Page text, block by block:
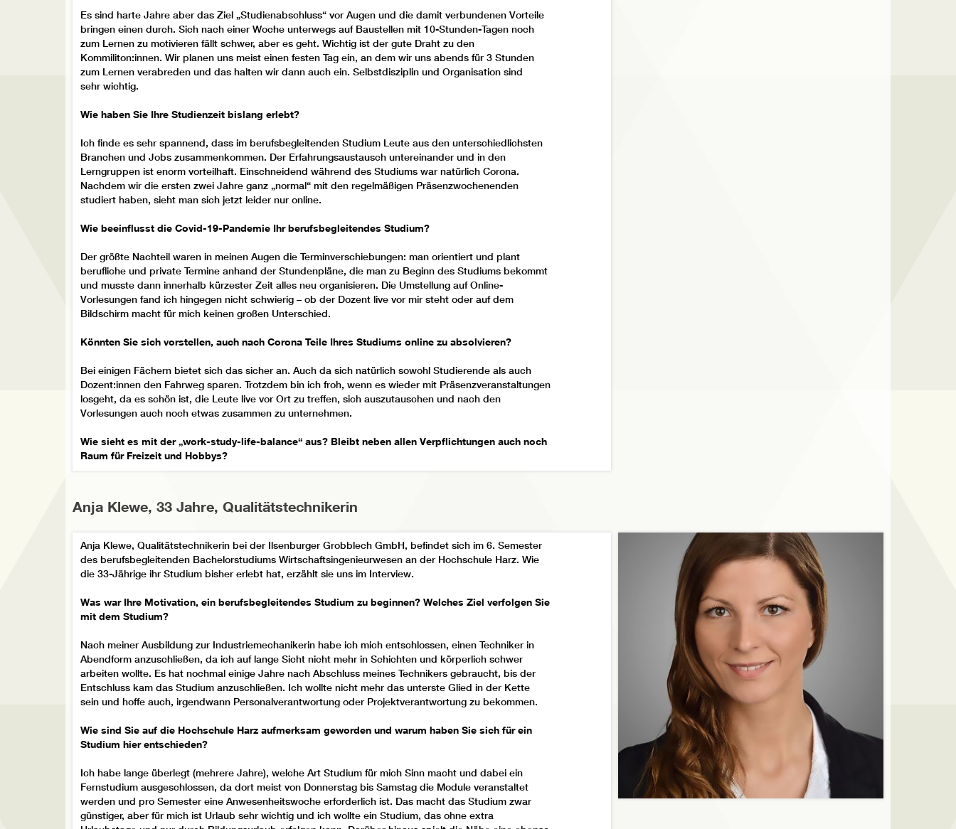
Es sind harte Jahre aber das Ziel „Studienabschluss“ vor Augen und die damit verbundenen Vorteile
bringen einen durch. Sich nach einer Woche unterwegs auf Baustellen mit 10-Stunden-Tagen noch
zum Lernen zu motivieren fällt schwer, aber es geht. Wichtig ist der gute Draht zu den
Kommiliton:innen. Wir planen uns meist einen festen Tag ein, an dem wir uns abends für 3 Stunden
zum Lernen verabreden und das halten wir dann auch ein. Selbstdisziplin und Organisation sind
sehr wichtig.
Wie haben Sie Ihre Studienzeit bislang erlebt?
Ich finde es sehr spannend, dass im berufsbegleitenden Studium Leute aus den unterschiedlichsten
Branchen und Jobs zusammenkommen. Der Erfahrungsaustausch untereinander und in den
Lerngruppen ist enorm vorteilhaft. Einschneidend während des Studiums war natürlich Corona.
Nachdem wir die ersten zwei Jahre ganz „normal“ mit den regelmäßigen Präsenzwochenenden
studiert haben, sieht man sich jetzt leider nur online.
Wie beeinflusst die Covid-19-Pandemie Ihr berufsbegleitendes Studium?
Der größte Nachteil waren in meinen Augen die Terminverschiebungen: man orientiert und plant
berufliche und private Termine anhand der Stundenpläne, die man zu Beginn des Studiums bekommt
und musste dann innerhalb kürzester Zeit alles neu organisieren. Die Umstellung auf Online-
Vorlesungen fand ich hingegen nicht schwierig – ob der Dozent live vor mir steht oder auf dem
Bildschirm macht für mich keinen großen Unterschied.
Könnten Sie sich vorstellen, auch nach Corona Teile Ihres Studiums online zu absolvieren?
Bei einigen Fächern bietet sich das sicher an. Auch da sich natürlich sowohl Studierende als auch
Dozent:innen den Fahrweg sparen. Trotzdem bin ich froh, wenn es wieder mit Präsenzveranstaltungen
losgeht, da es schön ist, die Leute live vor Ort zu treffen, sich auszutauschen und nach den
Vorlesungen auch noch etwas zusammen zu unternehmen.
Wie sieht es mit der „work-study-life-balance“ aus? Bleibt neben allen Verpflichtungen auch noch
Raum für Freizeit und Hobbys?
Auch für Familie und Freunde ist genügend Zeit, was mir sehr wichtig ist.
Welches Modul fiel Ihnen bis jetzt am schwersten und welches hat Ihnen am besten gefallen?
Mir fielen die Module zu Programmierung, Regelungstechnik und Physik am schwersten, da sie sehr
Selbstlernphasen investieren. Dafür fand ich die Wirtschaftsfächer wie Personalmanagement und
Marketing sehr interessant, da man dort seine Erfahrungen einbringen kann und einen größeren
Unternehmen und Kunde bin, sind grundlegende Management-Kenntnisse definitiv von Vorteil.
Inwieweit werden Sie von der Hochschule organisatorisch unterstützt?
Die Betreuung seitens der Hochschule und besonders durch Frau Eschrich, unsere
Materialien versorgt und hat quasi rund um die Uhr einen Ansprechpartner bei Fragen.
Herr Bartzschke - Alles Gute!
April 2021
Anja Klewe, 33 Jahre, Qualitätstechnikerin
Anja Klewe, Qualitätstechnikerin bei der Ilsenburger Grobblech GmbH, befindet sich im 6. Semester
des berufsbegleitenden Bachelorstudiums Wirtschaftsingenieurwesen an der Hochschule Harz. Wie
die 33-Jährige ihr Studium bisher erlebt hat, erzählt sie uns im Interview.
Was war Ihre Motivation, ein berufsbegleitendes Studium zu beginnen? Welches Ziel verfolgen Sie
mit dem Studium?
Nach meiner Ausbildung zur Industriemechanikerin habe ich mich entschlossen, einen Techniker in
Abendform anzuschließen, da ich auf lange Sicht nicht mehr in Schichten und körperlich schwer
arbeiten wollte. Es hat nochmal einige Jahre nach Abschluss meines Technikers gebraucht, bis der
Entschluss kam das Studium anzuschließen. Ich wollte nicht mehr das unterste Glied in der Kette
sein und hoffe auch, irgendwann Personalverantwortung oder Projektverantwortung zu bekommen.
Wie sind Sie auf die Hochschule Harz aufmerksam geworden und warum haben Sie sich für ein
Studium hier entschieden?
Ich habe lange überlegt (mehrere Jahre), welche Art Studium für mich Sinn macht und dabei ein
Fernstudium ausgeschlossen, da dort meist von Donnerstag bis Samstag die Module veranstaltet
werden und pro Semester eine Anwesenheitswoche erforderlich ist. Das macht das Studium zwar
günstiger, aber für mich ist Urlaub sehr wichtig und ich wollte ein Studium, das ohne extra